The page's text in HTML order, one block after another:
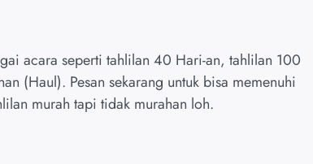
acara seperti tahlilan 40 Hari-an, tahlilan 100
(Haul). Pesan sekarang untuk bisa memenuhi
murah tapi tidak murahan loh.